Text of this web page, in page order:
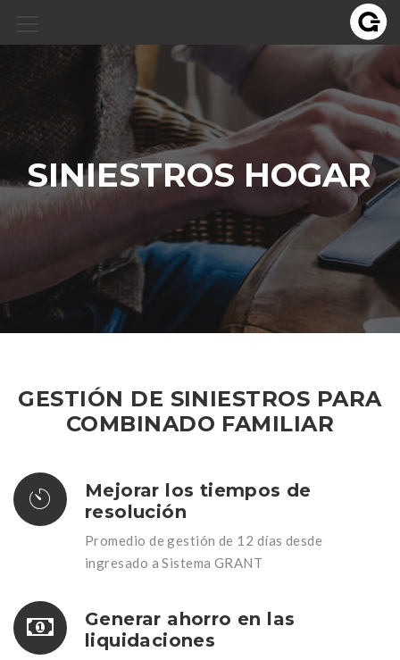
SINIESTROS HOGAR
GESTIÓN DE SINIESTROS PARA
COMBINADO FAMILIAR
Mejorar los tiempos de
resolución
Promedio de gestión de 12 días desde
ingresado a Sistema GRANT
Generar ahorro en las
liquidaciones